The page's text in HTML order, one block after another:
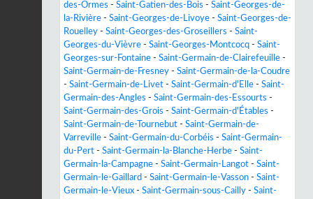
des-Ormes - Saint-Gatien-des-Bois - Saint-Georges-de-
la-Rivière - Saint-Georges-de-Livoye - Saint-Georges-de-
Rouelley - Saint-Georges-des-Groseillers - Saint-
Georges-du-Vièvre - Saint-Georges-Montcocq - Saint-
Georges-sur-Fontaine - Saint-Germain-de-Clairefeuille -
Saint-Germain-de-Fresney - Saint-Germain-de-la-Coudre
- Saint-Germain-de-Livet - Saint-Germain-d'Elle - Saint-
Germain-des-Angles - Saint-Germain-des-Essourts -
Saint-Germain-des-Grois - Saint-Germain-d'Étables -
Saint-Germain-de-Tournebut - Saint-Germain-de-
Varreville - Saint-Germain-du-Corbéis - Saint-Germain-
du-Pert - Saint-Germain-la-Blanche-Herbe - Saint-
Germain-la-Campagne - Saint-Germain-Langot - Saint-
Germain-le-Gaillard - Saint-Germain-le-Vasson - Saint-
Germain-le-Vieux - Saint-Germain-sous-Cailly - Saint-